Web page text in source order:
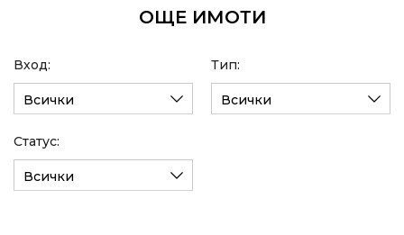
ОЩЕ ИМОТИ
Вход:
Всички
Тип:
Всички
Статус:
Всички